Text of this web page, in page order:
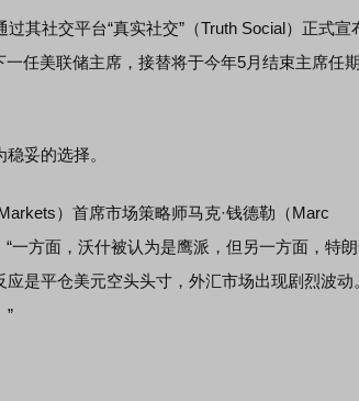
社交平台“真实社交”（Truth Social）正式宣
任美联储主席，接替将于今年5月结束主席任
妥的选择。
）首席市场策略师马克·钱德勒（Marc
一方面，沃什被认为是鹰派，但另一方面，特
是平仓美元空头头寸，外汇市场出现剧烈波动
”